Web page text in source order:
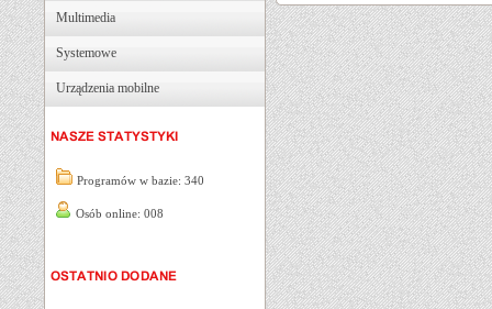
Multimedia
Systemowe
Urządzenia mobilne
Programów w bazie: 340
Osób online: 008